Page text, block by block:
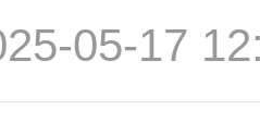
05-17